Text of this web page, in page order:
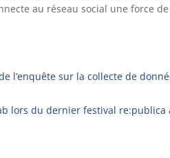
au réseau social une force
l’enquête sur la collecte de
lors du dernier festival re:publica